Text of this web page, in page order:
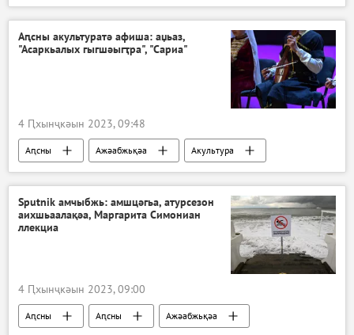
Аԥсны акультуратә афиша: аџьаз,
"Асаркьалых гыгшәыгҭра", "Сариа"
4 Ԥхынҷкәын 2023, 09:48
Аԥсны Ажәабжьқәа
Акультура
Аԥсны
Sputnik амчыбжь: амшцәгьа, атурсезон
аихшьаалақәа, Маргарита Симониан
ллекциа
4 Ԥхынҷкәын 2023, 09:00
Аԥсны Аԥсны
Ажәабжьқәа